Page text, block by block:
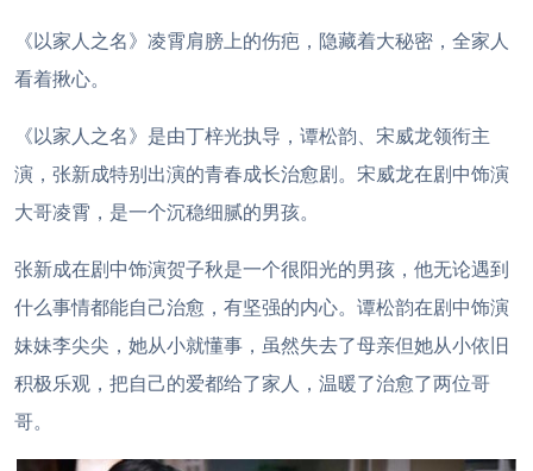
《以家人之名》凌霄肩膀上的伤疤，隐藏着大秘密，全家人
看着揪心。
《以家人之名》是由丁梓光执导，谭松韵、宋威龙领衔主
演，张新成特别出演的青春成长治愈剧。宋威龙在剧中饰演
大哥凌霄，是一个沉稳细腻的男孩。
张新成在剧中饰演贺子秋是一个很阳光的男孩，他无论遇到
什么事情都能自己治愈，有坚强的内心。谭松韵在剧中饰演
妹妹李尖尖，她从小就懂事，虽然失去了母亲但她从小依旧
积极乐观，把自己的爱都给了家人，温暖了治愈了两位哥
哥。